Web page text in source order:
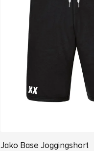
Jako Base Joggingshort